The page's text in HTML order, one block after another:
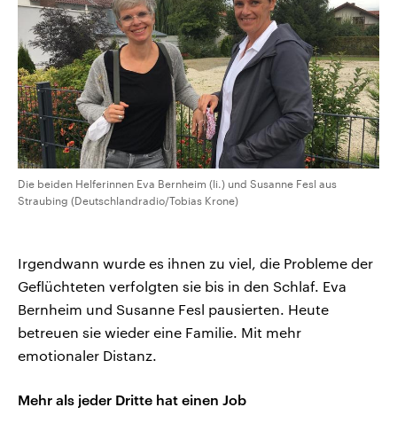
Die beiden Helferinnen Eva Bernheim (li.) und Susanne Fesl aus
Straubing (Deutschlandradio/Tobias Krone)
Irgendwann wurde es ihnen zu viel, die Probleme der
Geflüchteten verfolgten sie bis in den Schlaf. Eva
Bernheim und Susanne Fesl pausierten. Heute
betreuen sie wieder eine Familie. Mit mehr
emotionaler Distanz.
Mehr als jeder Dritte hat einen Job